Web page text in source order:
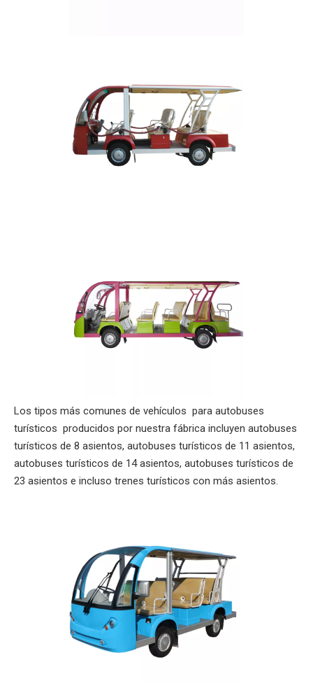
Los tipos más comunes de vehículos para autobuses
turísticos producidos por nuestra fábrica incluyen autobuses
turísticos de 8 asientos, autobuses turísticos de 11 asientos,
autobuses turísticos de 14 asientos, autobuses turísticos de
23 asientos e incluso trenes turísticos con más asientos.